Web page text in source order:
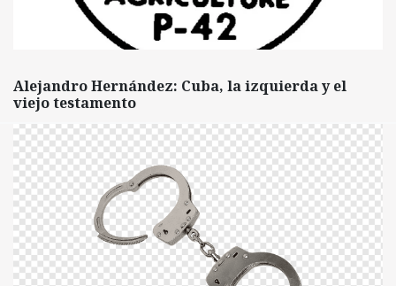
Alejandro Hernández: Cuba, la izquierda y el
viejo testamento